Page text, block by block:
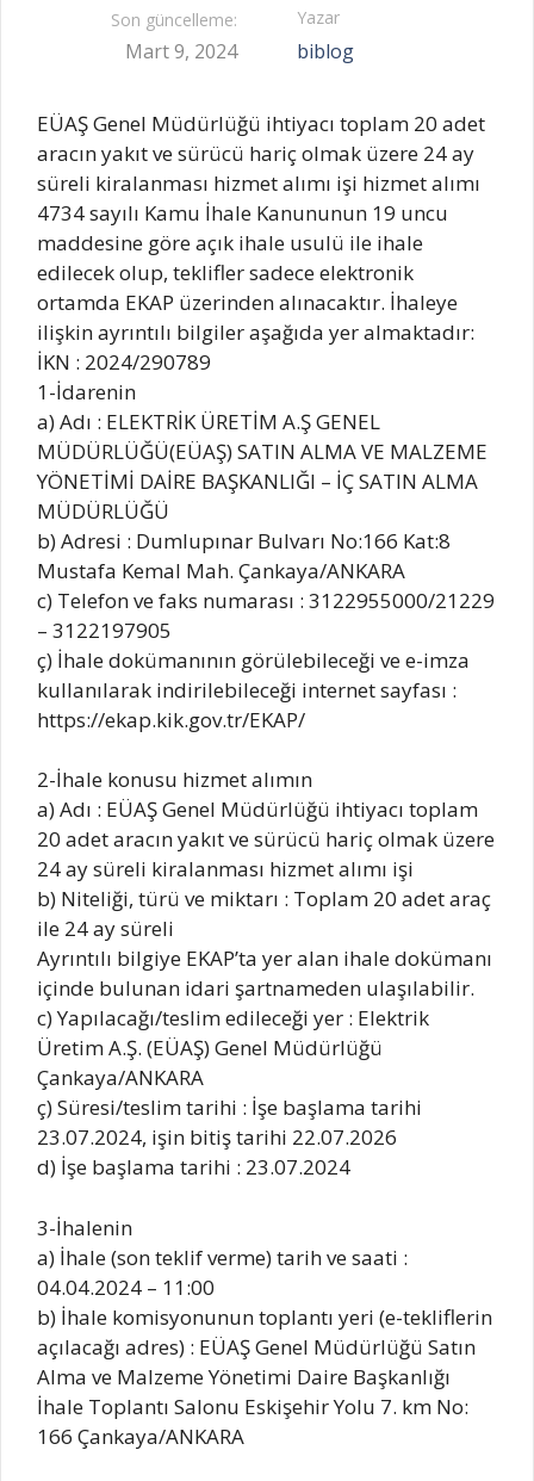
Son güncelleme:
Mart 9, 2024
Yazar
biblog
EÜAŞ Genel Müdürlüğü ihtiyacı toplam 20 adet
aracın yakıt ve sürücü hariç olmak üzere 24 ay
süreli kiralanması hizmet alımı işi hizmet alımı
4734 sayılı Kamu İhale Kanununun 19 uncu
maddesine göre açık ihale usulü ile ihale
edilecek olup, teklifler sadece elektronik
ortamda EKAP üzerinden alınacaktır. İhaleye
ilişkin ayrıntılı bilgiler aşağıda yer almaktadır:
İKN : 2024/290789
1-İdarenin
a) Adı : ELEKTRİK ÜRETİM A.Ş GENEL
MÜDÜRLÜĞÜ(EÜAŞ) SATIN ALMA VE MALZEME
YÖNETİMİ DAİRE BAŞKANLIĞI – İÇ SATIN ALMA
MÜDÜRLÜĞÜ
b) Adresi : Dumlupınar Bulvarı No:166 Kat:8
Mustafa Kemal Mah. Çankaya/ANKARA
c) Telefon ve faks numarası : 3122955000/21229
– 3122197905
ç) İhale dokümanının görülebileceği ve e-imza
kullanılarak indirilebileceği internet sayfası :
https://ekap.kik.gov.tr/EKAP/
2-İhale konusu hizmet alımın
a) Adı : EÜAŞ Genel Müdürlüğü ihtiyacı toplam
20 adet aracın yakıt ve sürücü hariç olmak üzere
24 ay süreli kiralanması hizmet alımı işi
b) Niteliği, türü ve miktarı : Toplam 20 adet araç
ile 24 ay süreli
Ayrıntılı bilgiye EKAP’ta yer alan ihale dokümanı
içinde bulunan idari şartnameden ulaşılabilir.
c) Yapılacağı/teslim edileceği yer : Elektrik
Üretim A.Ş. (EÜAŞ) Genel Müdürlüğü
Çankaya/ANKARA
ç) Süresi/teslim tarihi : İşe başlama tarihi
23.07.2024, işin bitiş tarihi 22.07.2026
d) İşe başlama tarihi : 23.07.2024
3-İhalenin
a) İhale (son teklif verme) tarih ve saati :
04.04.2024 – 11:00
b) İhale komisyonunun toplantı yeri (e-tekliflerin
açılacağı adres) : EÜAŞ Genel Müdürlüğü Satın
Alma ve Malzeme Yönetimi Daire Başkanlığı
İhale Toplantı Salonu Eskişehir Yolu 7. km No:
166 Çankaya/ANKARA